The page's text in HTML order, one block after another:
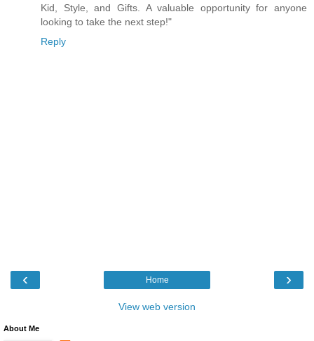
Kid, Style, and Gifts. A valuable opportunity for anyone
looking to take the next step!"
Reply
‹ ›
Home
View web version
About Me